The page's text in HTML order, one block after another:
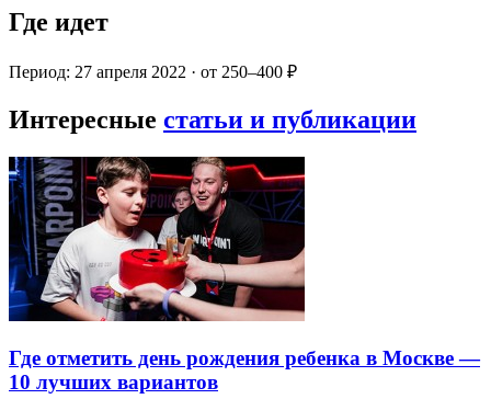
Где идет
Период: 27 апреля 2022 · от 250–400 ₽
Интересные статьи и публикации
Где отметить день рождения ребенка в Москве —
10 лучших вариантов